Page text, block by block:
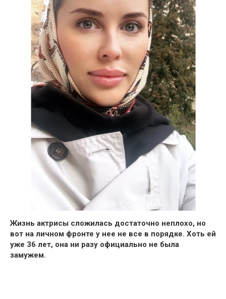
Жизнь актрисы сложилась достаточно неплохо, но
вот на личном фронте у нее не все в порядке. Хоть ей
уже 36 лет, она ни разу официально не была
замужем.